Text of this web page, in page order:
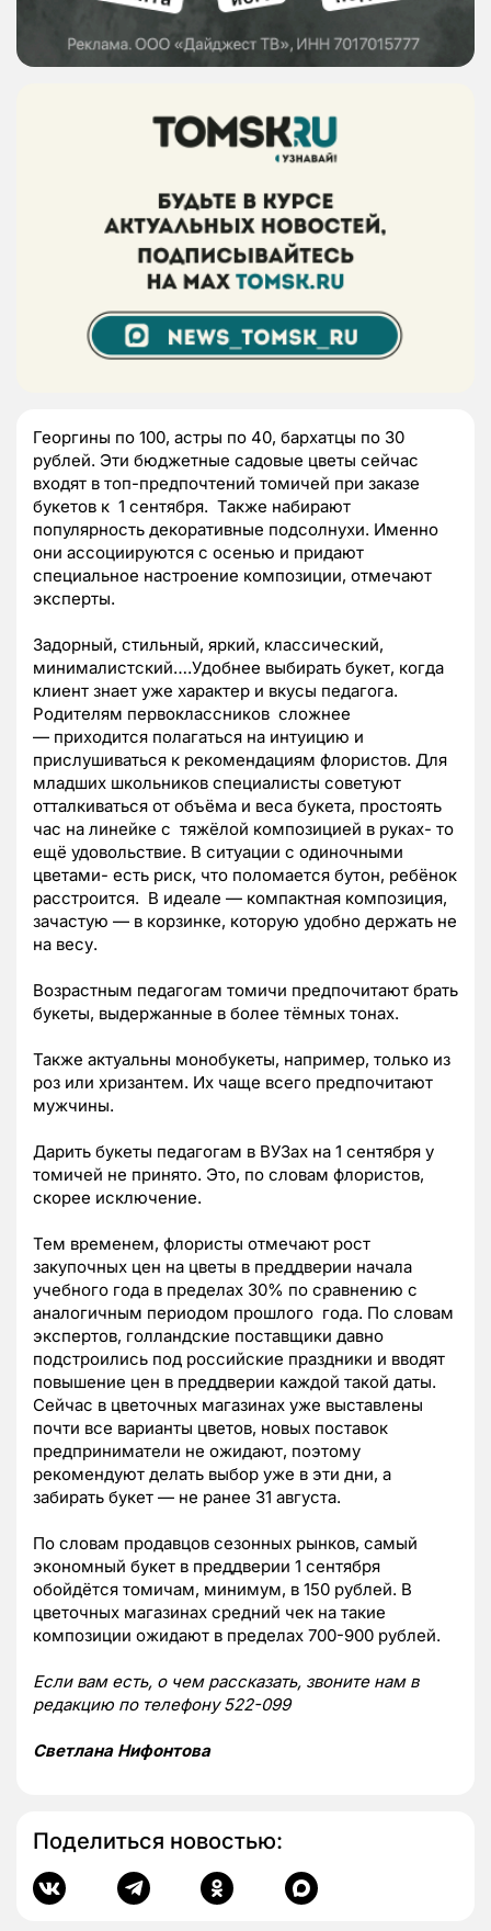
Георгины по 100, астры по 40, бархатцы по 30
рублей. Эти бюджетные садовые цветы сейчас
входят в топ-предпочтений томичей при заказе
букетов к 1 сентября. Также набирают
популярность декоративные подсолнухи. Именно
они ассоциируются с осенью и придают
специальное настроение композиции, отмечают
эксперты.
Задорный, стильный, яркий, классический,
минималистский….Удобнее выбирать букет, когда
клиент знает уже характер и вкусы педагога.
Родителям первоклассников сложнее
— приходится полагаться на интуицию и
прислушиваться к рекомендациям флористов. Для
младших школьников специалисты советуют
отталкиваться от объёма и веса букета, простоять
час на линейке с тяжёлой композицией в руках- то
ещё удовольствие. В ситуации с одиночными
цветами- есть риск, что поломается бутон, ребёнок
расстроится. В идеале — компактная композиция,
зачастую — в корзинке, которую удобно держать не
на весу.
Возрастным педагогам томичи предпочитают брать
букеты, выдержанные в более тёмных тонах.
Также актуальны монобукеты, например, только из
роз или хризантем. Их чаще всего предпочитают
мужчины.
Дарить букеты педагогам в ВУЗах на 1 сентября у
томичей не принято. Это, по словам флористов,
скорее исключение.
Тем временем, флористы отмечают рост
закупочных цен на цветы в преддверии начала
учебного года в пределах 30% по сравнению с
аналогичным периодом прошлого года. По словам
экспертов, голландские поставщики давно
подстроились под российские праздники и вводят
повышение цен в преддверии каждой такой даты.
Сейчас в цветочных магазинах уже выставлены
почти все варианты цветов, новых поставок
предприниматели не ожидают, поэтому
рекомендуют делать выбор уже в эти дни, а
забирать букет — не ранее 31 августа.
По словам продавцов сезонных рынков, самый
экономный букет в преддверии 1 сентября
обойдётся томичам, минимум, в 150 рублей. В
цветочных магазинах средний чек на такие
композиции ожидают в пределах 700-900 рублей.
Если вам есть, о чем рассказать, звоните нам в
редакцию по телефону 522-099
Светлана Нифонтова
Поделиться новостью: